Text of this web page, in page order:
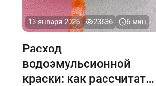
13 января 2025 23636 6 мин
Расход
водоэмульсионной
краски: как рассчитать